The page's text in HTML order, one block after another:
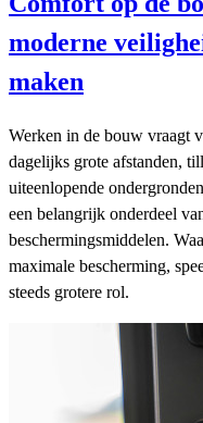
moderne
maken
Werken in de bouw vraagt
dagelijks grote afstanden,
uiteenlopende
een belangrijk onderdeel
beschermingsmiddelen.
maximale bescherming,
steeds grotere rol.